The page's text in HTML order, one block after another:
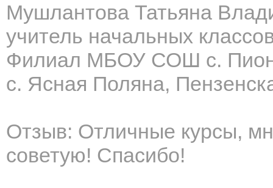
Мушлантова Татьяна
учитель начальных
Филиал МБОУ СОШ с.
с. Ясная Поляна,
Отзыв: Отличные курсы,
советую! Спасибо!